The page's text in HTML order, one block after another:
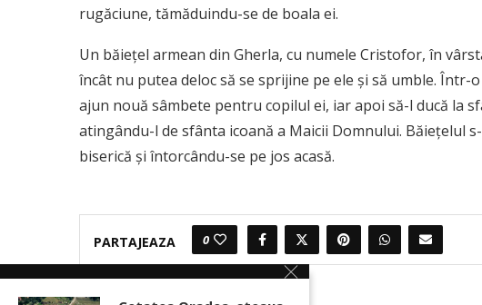
rugăciune, tămăduindu-se de boala ei.
Un băieţel armean din Gherla, cu numele Cristofor, în
încât nu putea deloc să se sprijine pe ele şi să umble. Într-
ajun nouă sâmbete pentru copilul ei, iar apoi să-l ducă la
atingându-l de sfânta icoană a Maicii Domnului. Băieţelul
biserică şi întorcându-se pe jos acasă.
PARTAJEAZA 0